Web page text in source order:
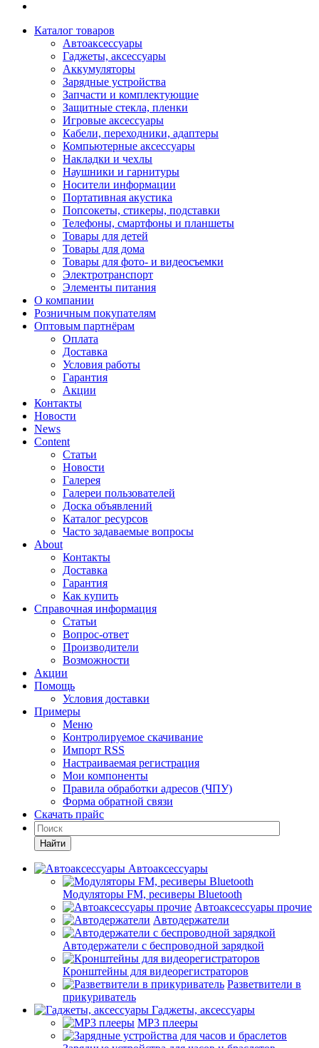
Каталог товаров
Автоаксессуары
Гаджеты, аксессуары
Аккумуляторы
Зарядные устройства
Запчасти и комплектующие
Защитные стекла, пленки
Игровые аксессуары
Кабели, переходники, адаптеры
Компьютерные аксессуары
Накладки и чехлы
Наушники и гарнитуры
Носители информации
Портативная акустика
Попсокеты, стикеры, подставки
Телефоны, смартфоны и планшеты
Товары для детей
Товары для дома
Товары для фото- и видеосъемки
Электротранспорт
Элементы питания
О компании
Розничным покупателям
Оптовым партнёрам
Оплата
Доставка
Условия работы
Гарантия
Акции
Контакты
Новости
News
Content
Статьи
Новости
Галерея
Галереи пользователей
Доска объявлений
Каталог ресурсов
Часто задаваемые вопросы
About
Контакты
Доставка
Гарантия
Как купить
Справочная информация
Статьи
Вопрос-ответ
Производители
Возможности
Акции
Помощь
Условия доставки
Примеры
Меню
Контролируемое скачивание
Импорт RSS
Настраиваемая регистрация
Мои компоненты
Правила обработки адресов (ЧПУ)
Форма обратной связи
Скачать прайс
Найти
Автоаксессуары
Модуляторы FM, ресиверы Bluetooth
Автоаксессуары прочие
Автодержатели
Автодержатели с беспроводной зарядкой
Кронштейны для видеорегистраторов
Разветвители в
прикуриватель
Гаджеты, аксессуары
MP3 плееры